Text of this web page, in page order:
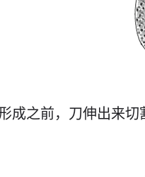
成之前，刀伸出来切